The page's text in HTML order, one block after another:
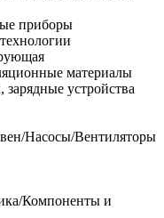
приборы
материалы
устройства
Насосы/Вентиляторы
Компоненты и